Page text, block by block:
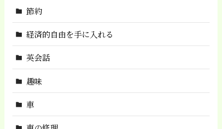
節約
経済的自由を手に入れる
英会話
趣味
車